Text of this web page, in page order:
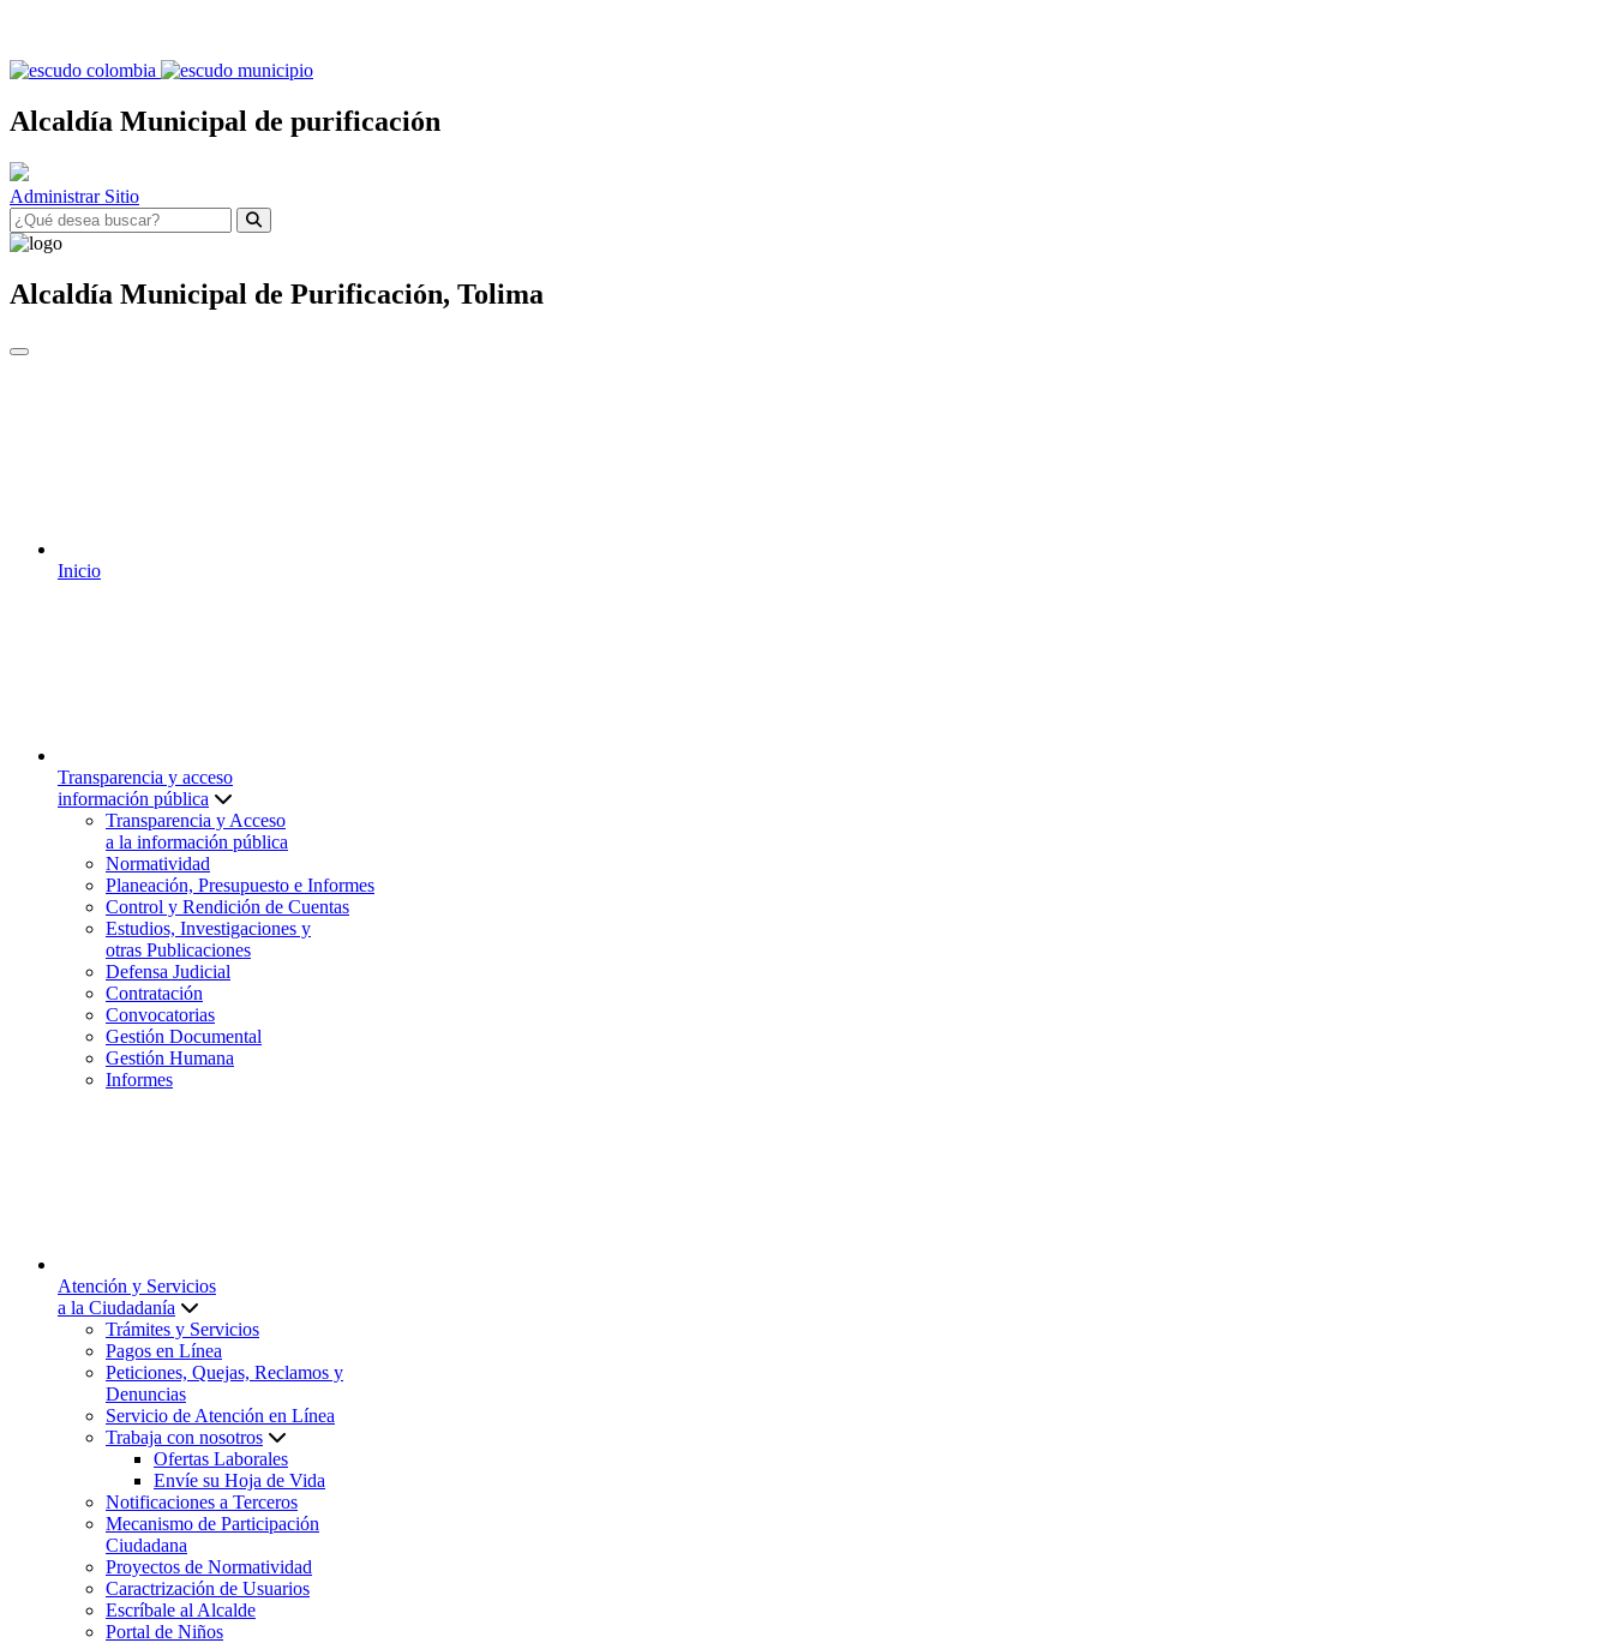
Alcaldía Municipal de purificación
Administrar Sitio
Alcaldía Municipal de Purificación, Tolima
Inicio
Transparencia y acceso
información pública
Transparencia y Acceso
a la información pública
Normatividad
Planeación, Presupuesto e Informes
Control y Rendición de Cuentas
Estudios, Investigaciones y
otras Publicaciones
Defensa Judicial
Contratación
Convocatorias
Gestión Documental
Gestión Humana
Informes
Atención y Servicios
a la Ciudadanía
Trámites y Servicios
Pagos en Línea
Peticiones, Quejas, Reclamos y
Denuncias
Servicio de Atención en Línea
Trabaja con nosotros
Ofertas Laborales
Envíe su Hoja de Vida
Notificaciones a Terceros
Mecanismo de Participación
Ciudadana
Proyectos de Normatividad
Caractrización de Usuarios
Escríbale al Alcalde
Portal de Niños